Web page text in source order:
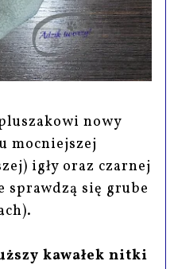
nowy
mocniejszej
igły oraz czarnej
się grube
kawałek nitki